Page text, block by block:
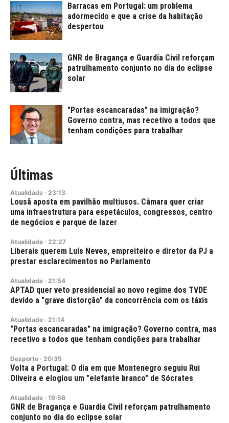
Barracas em Portugal: um problema
adormecido e que a crise da habitação
despertou
GNR de Bragança e Guardia Civil reforçam
patrulhamento conjunto no dia do eclipse
solar
"Portas escancaradas" na imigração?
Governo contra, mas recetivo a todos que
tenham condições para trabalhar
Últimas
Atualidade · 23:13
Lousã aposta em pavilhão multiusos. Câmara quer criar
uma infraestrutura para espetáculos, congressos, centro
de negócios e parque de lazer
Atualidade · 22:27
Liberais querem Luís Neves, empreiteiro e diretor da PJ a
prestar esclarecimentos no Parlamento
Atualidade · 21:54
APTAD quer veto presidencial ao novo regime dos TVDE
devido a "grave distorção" da concorrência com os táxis
Atualidade · 21:14
"Portas escancaradas" na imigração? Governo contra, mas
recetivo a todos que tenham condições para trabalhar
Desporto · 20:35
Volta a Portugal: O dia em que Montenegro seguiu Rui
Oliveira e elogiou um "elefante branco" de Sócrates
Atualidade · 19:56
GNR de Bragança e Guardia Civil reforçam patrulhamento
conjunto no dia do eclipse solar